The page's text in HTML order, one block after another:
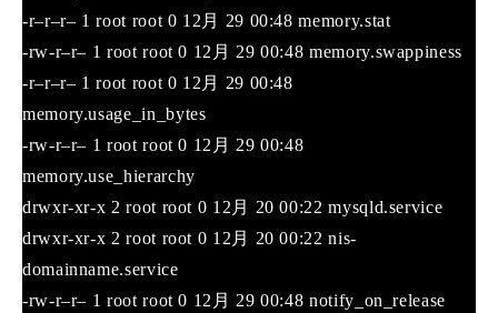
-r–r–r– 1 root root 0 12月 29 00:48 memory.stat
-rw-r–r– 1 root root 0 12月 29 00:48 memory.swappiness
-r–r–r– 1 root root 0 12月 29 00:48
memory.usage_in_bytes
-rw-r–r– 1 root root 0 12月 29 00:48
memory.use_hierarchy
drwxr-xr-x 2 root root 0 12月 20 00:22 mysqld.service
drwxr-xr-x 2 root root 0 12月 20 00:22 nis-
domainname.service
-rw-r–r– 1 root root 0 12月 29 00:48 notify_on_release